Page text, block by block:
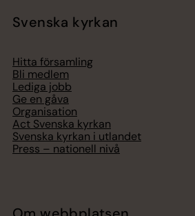
Svenska kyrkan
Hitta församling
Bli medlem
Lediga jobb
Ge en gåva
Organisation
Act Svenska kyrkan
Svenska kyrkan i utlandet
Press – nationell nivå